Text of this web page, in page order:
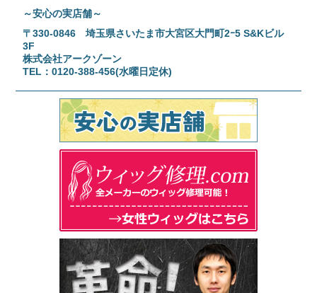
～安心の実店舗～
〒330-0846 埼玉県さいたま市大宮区大門町2ｰ5 S&Kビル
3F
株式会社アークゾーン
TEL：0120-388-456(水曜日定休)